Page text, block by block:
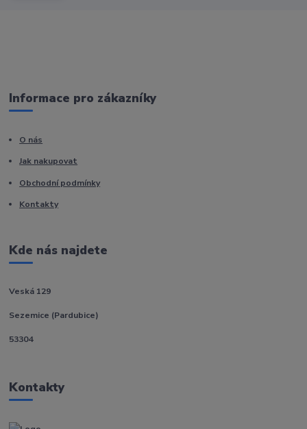
Informace pro zákazníky
O nás
Jak nakupovat
Obchodní podmínky
Kontakty
Kde nás najdete
Veská 129
Sezemice (Pardubice)
53304
Kontakty